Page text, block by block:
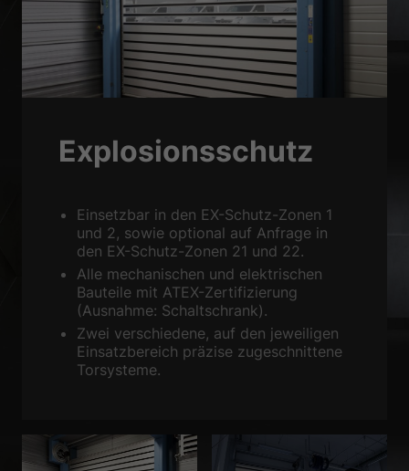
Explosionsschutz
Einsetzbar in den EX-Schutz-Zonen 1
und 2, sowie optional auf Anfrage in
den EX-Schutz-Zonen 21 und 22.
Alle mechanischen und elektrischen
Bauteile mit ATEX-Zertifizierung
(Ausnahme: Schaltschrank).
Zwei verschiedene, auf den jeweiligen
Einsatzbereich präzise zugeschnittene
Torsysteme.
Zurück
Datenschutzeinstellungen
Essenziell (1)
Essenzielle Cookies ermöglichen grundlegende Funktionen und sind für
Statistiken (1)
helfen uns zu verstehen, wie unsere Besucher unsere Website nutzen.
Cookie-Informationen anzeigen
Externe Medien (2)
Inhalte von Videoplattformen und Social-Media-Plattformen werden
standardmäßig blockiert. Wenn Cookies von externen Medien akzeptiert
werden, bedarf der Zugriff auf diese Inhalte keiner manuellen
Einwilligung mehr.